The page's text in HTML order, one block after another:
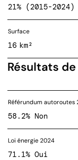
21% (2015-2024)
Surface
16 km²
Résultats
Référundum autoroutes
58.2% Non
Loi énergie 2024
71.1% Oui